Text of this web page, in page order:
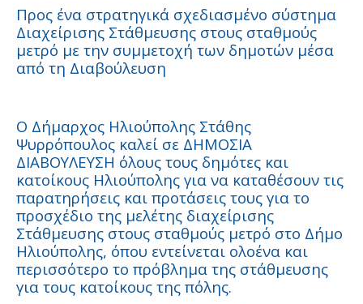
Προς ένα στρατηγικά σχεδιασμένο σύστημα
Διαχείρισης Στάθμευσης στους σταθμούς
μετρό με την συμμετοχή των δημοτών μέσα
από τη Διαβούλευση
O Δήμαρχος Ηλιούπολης Στάθης
Ψυρρόπουλος καλεί σε ΔΗΜΟΣΙΑ
ΔΙΑΒΟΥΛΕΥΣΗ όλους τους δημότες και
κατοίκους Ηλιούπολης για να καταθέσουν τις
παρατηρήσεις και προτάσεις τους για το
προσχέδιο της μελέτης διαχείρισης
Στάθμευσης στους σταθμούς μετρό στο Δήμο
Ηλιούπολης, όπου εντείνεται ολοένα και
περισσότερο το πρόβλημα της στάθμευσης
για τους κατοίκους της πόλης.